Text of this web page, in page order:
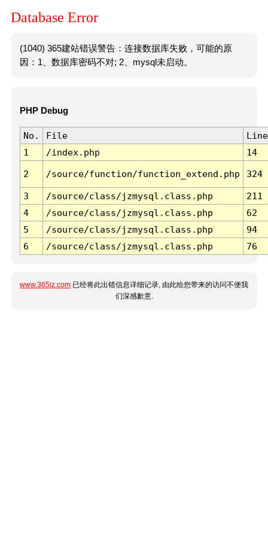
Database Error
(1040) 365建站错误警告：连接数据库失败，可能的原
因：1、数据库密码不对; 2、mysql未启动。
PHP Debug
No. File
Line
1
/index.php 14
2 /source/function/function_extend.php 324
3 /source/class/jzmysql.class.php
211
4
/source/class/jzmysql.class.php
62
5
/source/class/jzmysql.class.php
94
6
/source/class/jzmysql.class.php 76
www.365jz.com 已经将此出错信息详细记录, 由此给您带来的访问不便我
们深感歉意.